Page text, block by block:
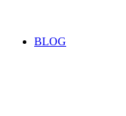
BLOG